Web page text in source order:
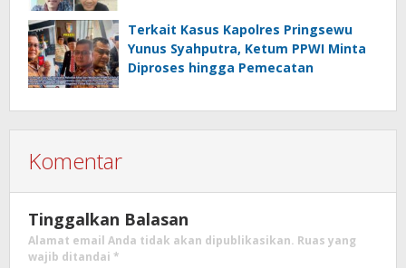
Terkait Kasus Kapolres Pringsewu
Yunus Syahputra, Ketum PPWI Minta
Diproses hingga Pemecatan
Komentar
Tinggalkan Balasan
Alamat email Anda tidak akan dipublikasikan. Ruas yang
wajib ditandai *